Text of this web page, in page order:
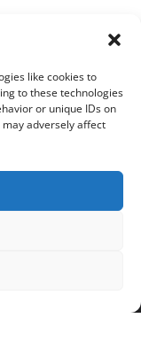
like cookies to
to these technologies
or unique IDs on
adversely affect